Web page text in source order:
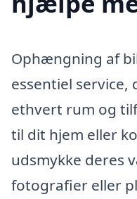
Ophængning af
essentiel service,
ethvert rum og
til dit hjem eller
udsmykke deres
fotografier eller